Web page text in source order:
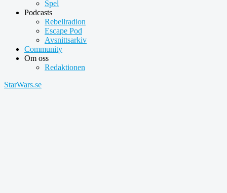
Spel
Podcasts
Rebellradion
Escape Pod
Avsnittsarkiv
Community
Om oss
Redaktionen
StarWars.se